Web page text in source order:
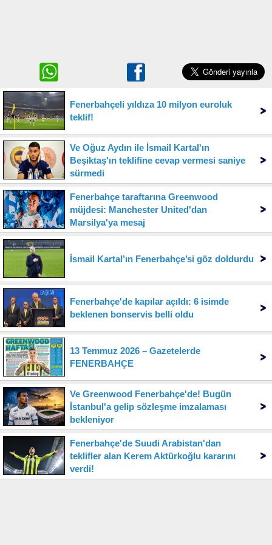
Fenerbahçeli yıldıza 10 milyon euroluk
teklif!
Ve Oğuz Aydın ile İsmail Kartal'ın
Beşiktaş'ın teklifine cevap vermesi saniye
sürmedi
Fenerbahçe taraftarına Greenwood
müjdesi: Manchester United'dan
Marsilya'ya mesaj
İsmail Kartal’ın Fenerbahçe’si göz doldurdu
Fenerbahçe'de kapılar açıldı: 6 isimde
beklenen bonservis belli oldu
13 Temmuz 2026 – Gazetelerde
FENERBAHÇE
Ve Greenwood Fenerbahçe'de! Bugün
İstanbul'a gelip sözleşme imzalaması
bekleniyor
Fenerbahçe'de Suudi Arabistan'dan
teklifler alan Kerem Aktürkoğlu kararını
verdi!